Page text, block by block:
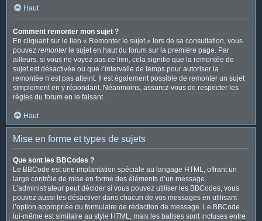
Haut
Comment remonter mon sujet ?
En cliquant sur le lien « Remonter le sujet » lors de sa consultation, vous
pouvez remonterle sujet en haut du forum sur la première page. Par
ailleurs, si vous ne voyez pas ce lien, cela signifie que la remontée de
sujet est désactivée ou que l’intervalle de temps pour autoriser la
remontée n’est pas atteint. Il est également possible de remonter un sujet
simplement en y répondant. Néanmoins, assurez-vous de respecter les
règles du forum en le faisant.
Haut
Mise en forme et types de sujets
Que sont les BBCodes ?
Le BBCode est une implantation spéciale au langage HTML, offrant un
large contrôle de mise en forme des éléments d’un message.
L’administrateur peut décider si vous pouvez utiliser les BBCodes, vous
pouvez aussi les désactiver dans chacun de vos messages en utilisant
l’option appropriée du formulaire de rédaction de message. Le BBCode
lui-même est similaire au style HTML, mais les balises sont incluses entre